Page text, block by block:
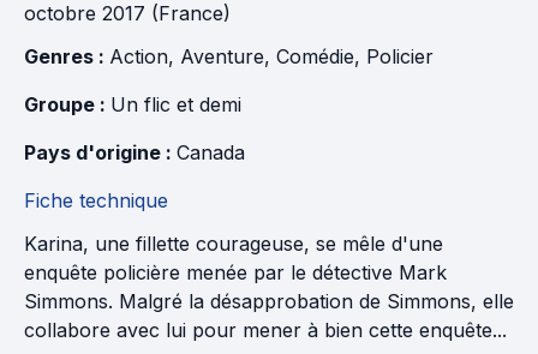
octobre 2017 (France)
Genres : Action, Aventure, Comédie, Policier
Groupe : Un flic et demi
Pays d'origine : Canada
Fiche technique
Karina, une fillette courageuse, se mêle d'une
enquête policière menée par le détective Mark
Simmons. Malgré la désapprobation de Simmons, elle
collabore avec lui pour mener à bien cette enquête...